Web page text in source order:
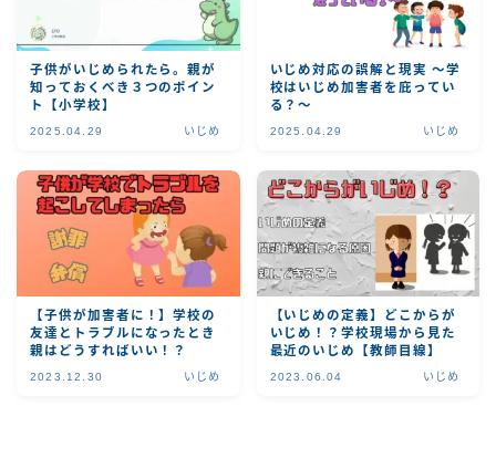
子供がいじめられたら。親が
知っておくべき３つのポイン
ト【小学校】
2025.04.29 いじめ
いじめ対応の誤解と現実 〜学
校はいじめ加害者を庇ってい
る？〜
2025.04.29 いじめ
【子供が加害者に！】学校の
友達とトラブルになったとき
親はどうすればいい！？
2023.12.30 いじめ
【いじめの定義】どこからが
いじめ！？学校現場から見た
最近のいじめ【教師目線】
2023.06.04 いじめ